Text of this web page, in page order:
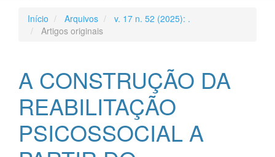
Início Arquivos
v. 17 n. 52 (2025): .
Artigos originais
A CONSTRUÇÃO DA
REABILITAÇÃO
PSICOSSOCIAL A